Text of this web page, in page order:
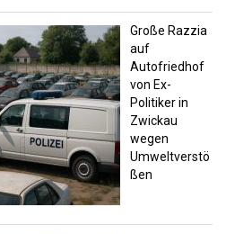
Große Razzia
auf
Autofriedhof
von Ex-
Politiker in
Zwickau
wegen
Umweltverstö
ßen